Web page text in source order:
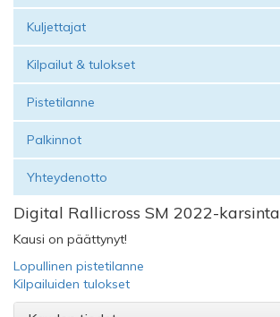
Kuljettajat
Kilpailut & tulokset
Pistetilanne
Palkinnot
Yhteydenotto
Digital Rallicross SM 2022-karsinta
Kausi on päättynyt!
Lopullinen pistetilanne
Kilpailuiden tulokset